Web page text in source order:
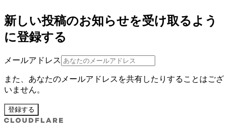
新しい投稿のお知らせを受け取るよう
に登録する
メールアドレス
また、あなたのメールアドレスを共有したりすることはござ
いません。
登録する